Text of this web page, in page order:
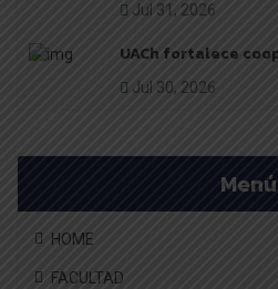
Jul 31, 2026
UACh fortalece
Jul 30, 2026
Menú
HOME
FACULTAD